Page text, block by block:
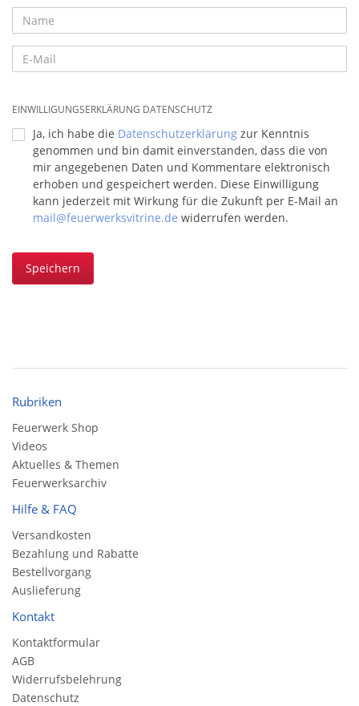
EINWILLIGUNGSERKLÄRUNG DATENSCHUTZ
Ja, ich habe die Datenschutzerklärung zur Kenntnis
genommen und bin damit einverstanden, dass die von
mir angegebenen Daten und Kommentare elektronisch
erhoben und gespeichert werden. Diese Einwilligung
kann jederzeit mit Wirkung für die Zukunft per E-Mail an
mail@feuerwerksvitrine.de widerrufen werden.
Speichern
Rubriken
Feuerwerk Shop
Videos
Aktuelles & Themen
Feuerwerksarchiv
Hilfe & FAQ
Versandkosten
Bezahlung und Rabatte
Bestellvorgang
Auslieferung
Kontakt
Kontaktformular
AGB
Widerrufsbelehrung
Datenschutz